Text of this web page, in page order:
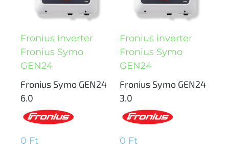
Fronius inverter
Fronius Symo
GEN24
Fronius Symo GEN24
6.0
0 Ft
Fronius inverter
Fronius Symo
GEN24
Fronius Symo GEN24
3.0
0 Ft